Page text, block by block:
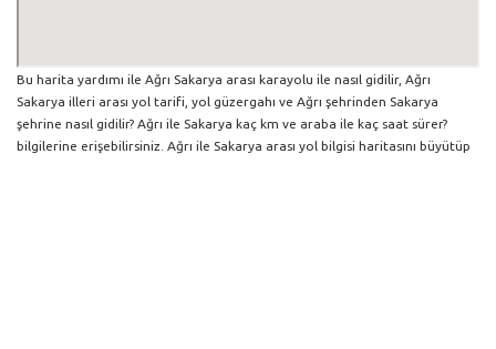
Bu harita yardımı ile Ağrı Sakarya arası karayolu ile nasıl gidilir, Ağrı
Sakarya illeri arası yol tarifi, yol güzergahı ve Ağrı şehrinden Sakarya
şehrine nasıl gidilir? Ağrı ile Sakarya kaç km ve araba ile kaç saat sürer?
bilgilerine erişebilirsiniz. Ağrı ile Sakarya arası yol bilgisi haritasını büyütüp